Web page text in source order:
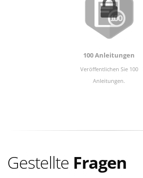
100 Anleitungen
Veröffentlichen Sie 100
Anleitungen.
Gestellte Fragen